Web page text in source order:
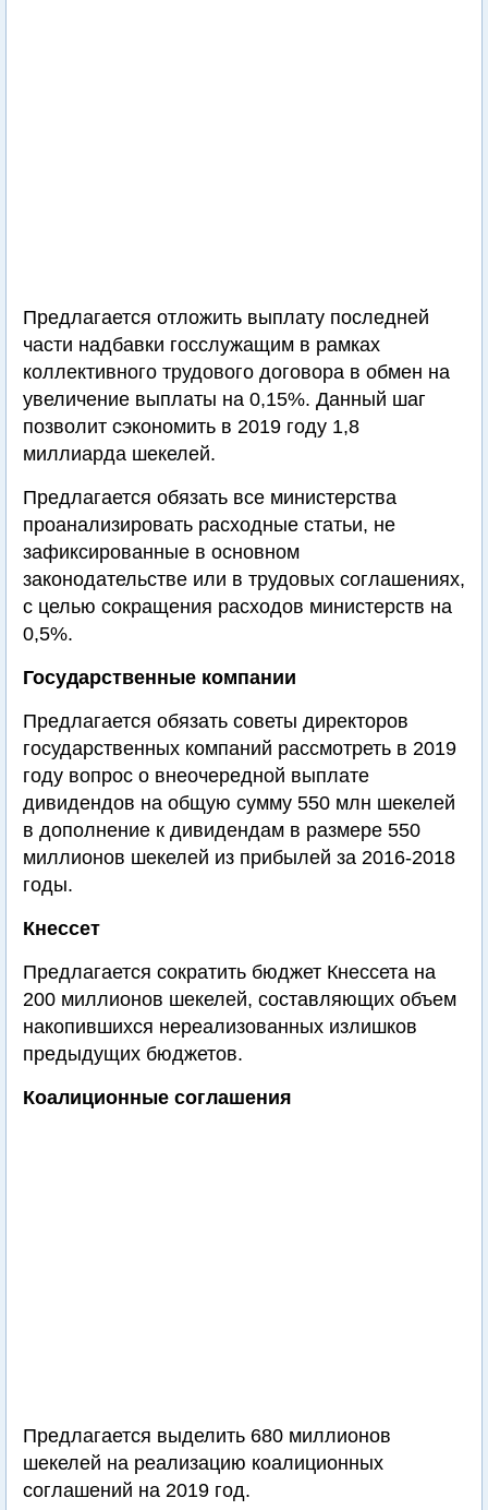
Предлагается отложить выплату последней
части надбавки госслужащим в рамках
коллективного трудового договора в обмен на
увеличение выплаты на 0,15%. Данный шаг
позволит сэкономить в 2019 году 1,8
миллиарда шекелей.
Предлагается обязать все министерства
проанализировать расходные статьи, не
зафиксированные в основном
законодательстве или в трудовых соглашениях,
с целью сокращения расходов министерств на
0,5%.
Государственные компании
Предлагается обязать советы директоров
государственных компаний рассмотреть в 2019
году вопрос о внеочередной выплате
дивидендов на общую сумму 550 млн шекелей
в дополнение к дивидендам в размере 550
миллионов шекелей из прибылей за 2016-2018
годы.
Кнессет
Предлагается сократить бюджет Кнессета на
200 миллионов шекелей, составляющих объем
накопившихся нереализованных излишков
предыдущих бюджетов.
Коалиционные соглашения
Предлагается выделить 680 миллионов
шекелей на реализацию коалиционных
соглашений на 2019 год.